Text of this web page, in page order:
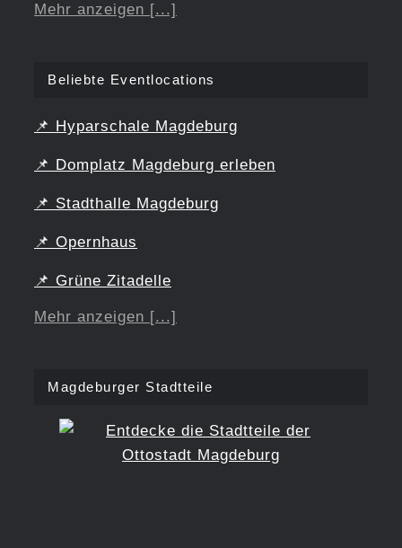
Mehr anzeigen [...]
Beliebte Eventlocations
📌 Hyparschale Magdeburg
📌 Domplatz Magdeburg erleben
📌 Stadthalle Magdeburg
📌 Opernhaus
📌 Grüne Zitadelle
Mehr anzeigen [...]
Magdeburger Stadtteile